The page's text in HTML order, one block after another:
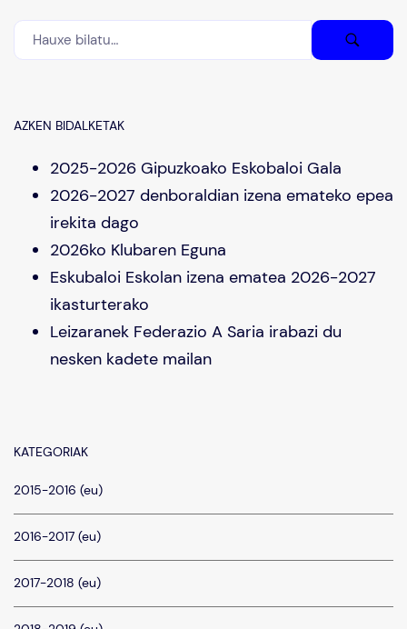
AZKEN BIDALKETAK
2025-2026 Gipuzkoako Eskobaloi Gala
2026-2027 denboraldian izena emateko epea
irekita dago
2026ko Klubaren Eguna
Eskubaloi Eskolan izena ematea 2026-2027
ikasturterako
Leizaranek Federazio A Saria irabazi du
nesken kadete mailan
KATEGORIAK
2015-2016 (eu)
2016-2017 (eu)
2017-2018 (eu)